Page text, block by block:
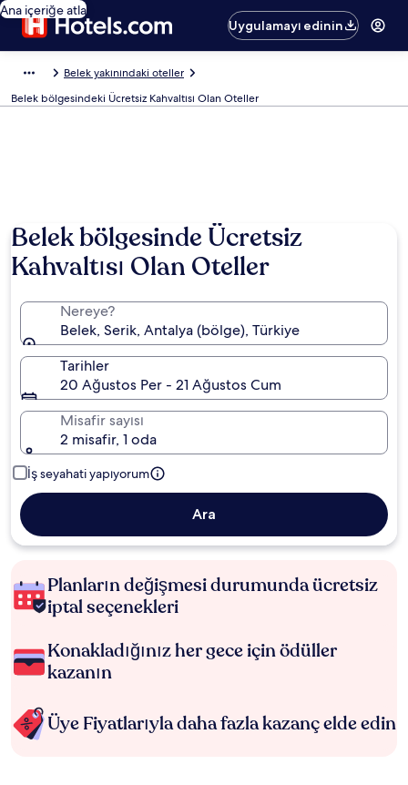
Ana içeriğe atla
Uygulamayı edinin
Belek yakınındaki oteller
Belek bölgesindeki Ücretsiz Kahvaltısı Olan Oteller
Belek bölgesinde Ücretsiz
Kahvaltısı Olan Oteller
Nereye?
Belek, Serik, Antalya (bölge), Türkiye
Tarihler
20 Ağustos Per - 21 Ağustos Cum
Misafir sayısı
2 misafir, 1 oda
İş seyahati yapıyorum
Ara
Planların değişmesi durumunda ücretsiz
iptal seçenekleri
Konakladığınız her gece için ödüller
kazanın
Üye Fiyatlarıyla daha fazla kazanç elde edin